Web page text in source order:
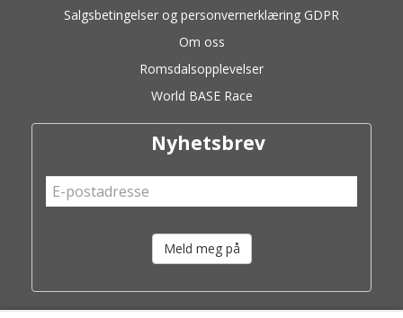
Salgsbetingelser og personvernerklæring GDPR
Om oss
Romsdalsopplevelser
World BASE Race
Nyhetsbrev
Meld meg på